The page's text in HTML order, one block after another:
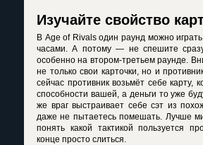
Изучайте свойство
В Age of Rivalsодин раунд можно играть
часами. А потому — не спешите
особенно на втором-третьем раунде.
не только свои карточки, но и
сейчас противник возьмёт себе карту,
способности вашей, а деньги то уже
же враг выстраивает себе сэт из
даже не пытаетесь помешать. Лучше
понять какой тактикой пользуется
конце просто слиться.